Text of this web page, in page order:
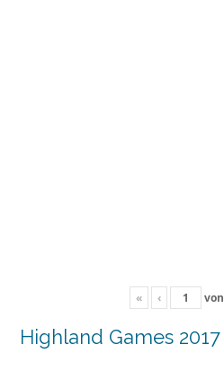
« ‹ von
Highland Games 2017